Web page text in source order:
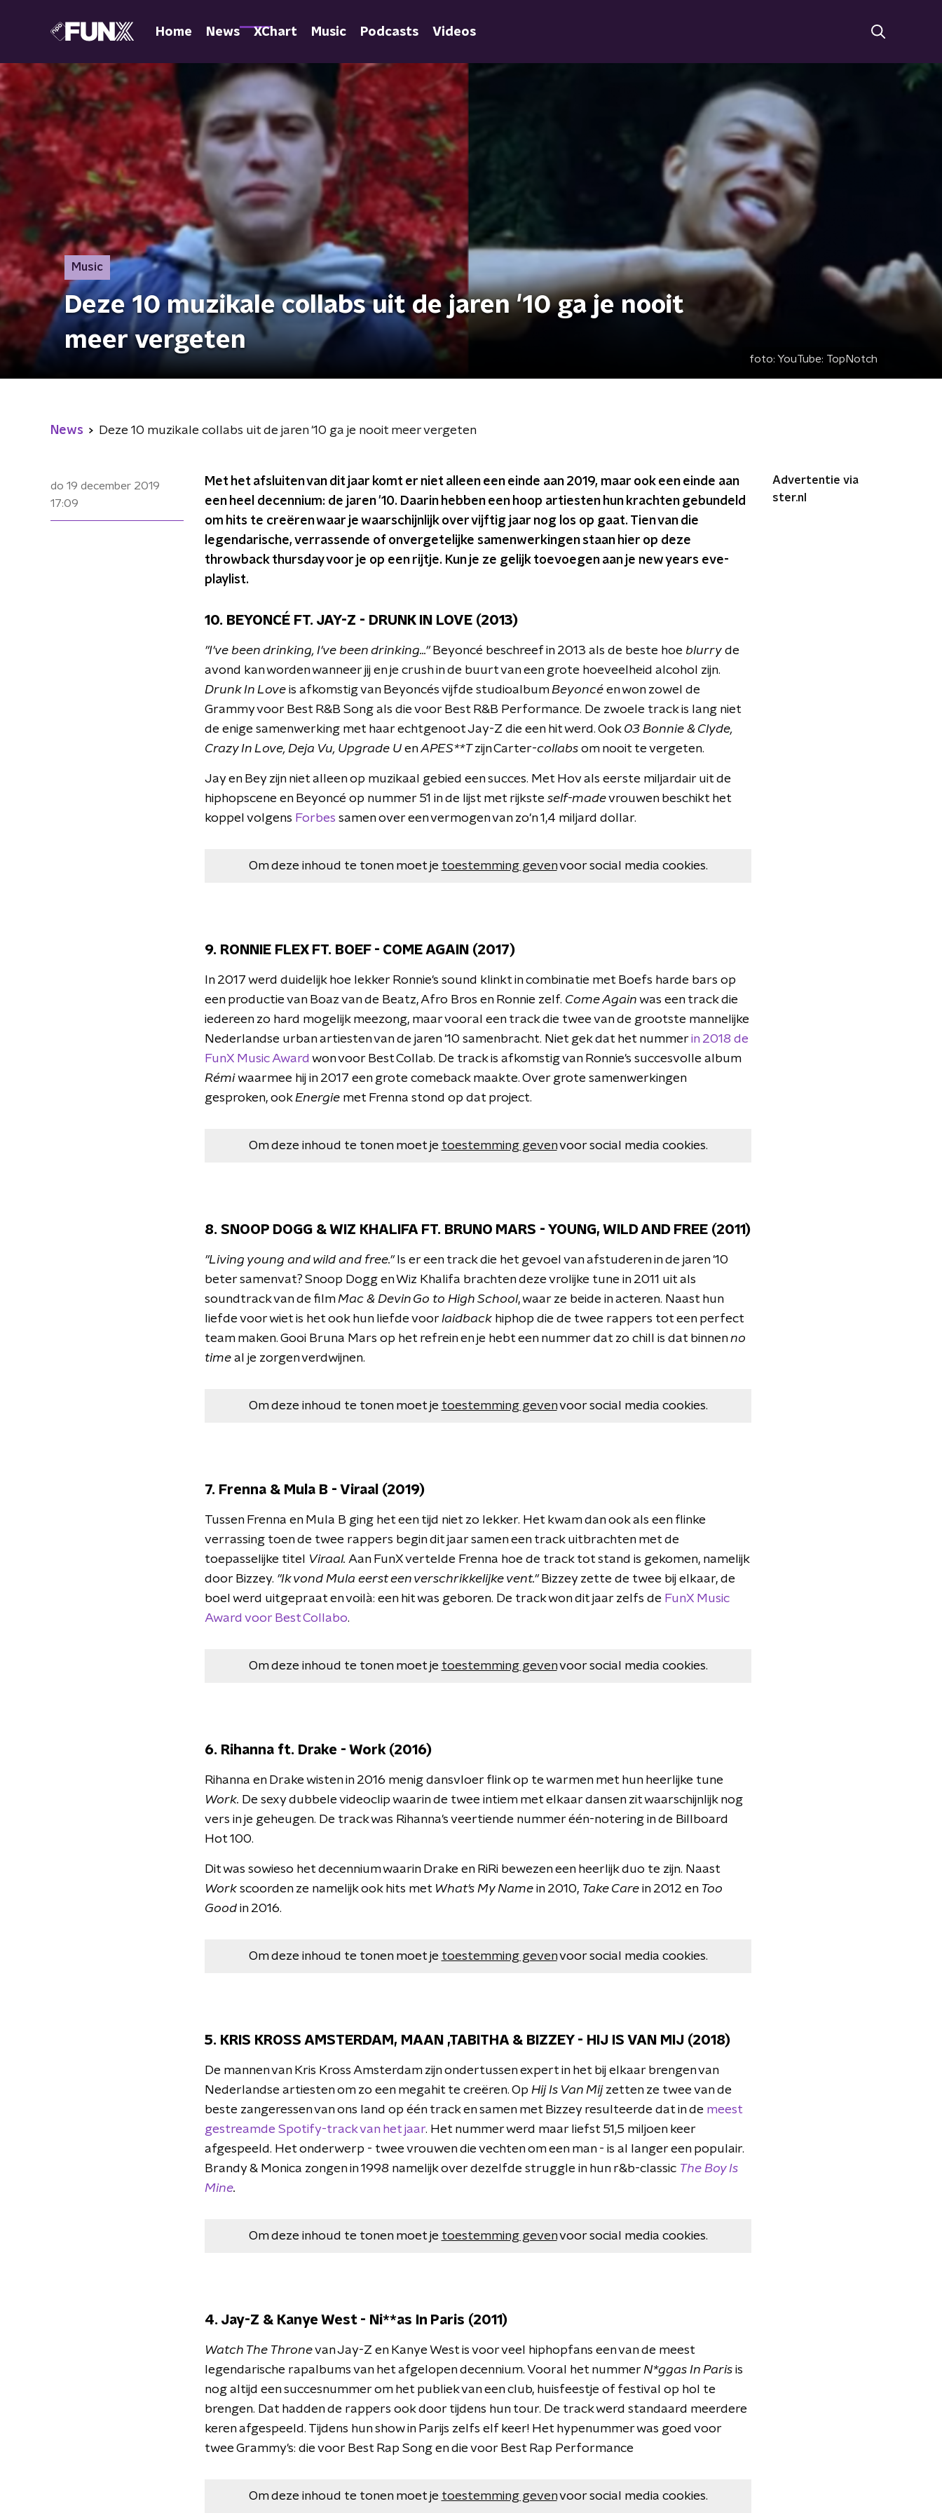
Home News XChart Music Podcasts Videos
Music
Deze 10 muzikale collabs uit de jaren '10 ga je nooit
meer vergeten
foto: YouTube: TopNotch
News Deze 10 muzikale collabs uit de jaren '10 ga je nooit meer vergeten
do 19 december 2019
17:09
Met het afsluiten van dit jaar komt er niet alleen een einde aan 2019, maar ook een einde aan
een heel decennium: de jaren '10. Daarin hebben een hoop artiesten hun krachten gebundeld
om hits te creëren waar je waarschijnlijk over vijftig jaar nog los op gaat. Tien van die
legendarische, verrassende of onvergetelijke samenwerkingen staan hier op deze
throwback thursday voor je op een rijtje. Kun je ze gelijk toevoegen aan je new years eve-
playlist.
10. BEYONCÉ FT. JAY-Z - DRUNK IN LOVE (2013)
"I've been drinking, I've been drinking..." Beyoncé beschreef in 2013 als de beste hoe blurry de
avond kan worden wanneer jij en je crush in de buurt van een grote hoeveelheid alcohol zijn.
Drunk In Love is afkomstig van Beyoncés vijfde studioalbumBeyoncé en won zowel de
Grammy voor Best R&B Song als die voor Best R&B Performance. De zwoele track is lang niet
de enige samenwerking met haar echtgenoot Jay-Z die een hit werd. Ook 03 Bonnie & Clyde,
Crazy In Love, Deja Vu, Upgrade U enAPES**Tzijn Carter-collabs om nooit te vergeten.
Jay en Bey zijn niet alleen op muzikaal gebied een succes. Met Hov als eerste miljardair uit de
hiphopscene en Beyoncé op nummer 51 in de lijst met rijkste self-madevrouwen beschikt het
koppel volgens Forbes samen over een vermogen van zo'n 1,4 miljard dollar.
Om deze inhoud te tonen moet je toestemming gevenvoor social media cookies.
9. RONNIE FLEX FT. BOEF - COME AGAIN (2017)
In 2017 werd duidelijk hoe lekker Ronnie's sound klinkt in combinatie met Boefs harde bars op
een productie van Boaz van de Beatz, Afro Bros en Ronnie zelf. Come Again was een track die
iedereen zo hard mogelijk meezong, maar vooral een track die twee van de grootste mannelijke
Nederlandse urban artiesten van de jaren '10 samenbracht. Niet gek dat het nummerin 2018 de
FunX Music Award won voor Best Collab. De track is afkomstig van Ronnie's succesvolle album
Rémiwaarmee hij in 2017 een grote comeback maakte. Over grote samenwerkingen
gesproken, ookEnergie met Frenna stond op dat project.
Om deze inhoud te tonen moet je toestemming gevenvoor social media cookies.
8. SNOOP DOGG & WIZ KHALIFA FT. BRUNO MARS - YOUNG, WILD AND FREE (2011)
"Living young and wild and free." Is er een track die het gevoel van afstuderen in de jaren '10
beter samenvat? Snoop Dogg en Wiz Khalifa brachten deze vrolijke tune in 2011 uit als
soundtrack van de filmMac & Devin Go to High School, waar ze beide in acteren. Naast hun
liefde voor wiet is het ook hun liefde voorlaidback hiphop die de twee rappers tot een perfect
team maken. Gooi Bruna Mars op het refrein en je hebt een nummer dat zo chill is dat binnenno
time al je zorgen verdwijnen.
Om deze inhoud te tonen moet je toestemming gevenvoor social media cookies.
7. Frenna & Mula B - Viraal (2019)
Tussen Frenna en Mula B ging het een tijd niet zo lekker. Het kwam dan ook als een flinke
verrassing toen de twee rappers begin dit jaar samen een track uitbrachten met de
toepasselijke titel
Viraal. Aan FunX vertelde Frenna hoe de track tot stand is gekomen, namelijk
door Bizzey. "Ik vond Mula eerst een verschrikkelijke vent." Bizzey zette de twee bij elkaar, de
boel werd uitgepraat en voilà: een hit was geboren. De track won dit jaar zelfs de FunX Music
Award voor Best Collabo.
Om deze inhoud te tonen moet je toestemming gevenvoor social media cookies.
6. Rihanna ft. Drake - Work (2016)
Rihanna en Drake wisten in 2016 menig dansvloer flink op te warmen met hun heerlijke tune
Work. De sexy dubbele videoclip waarin de twee intiem met elkaar dansen zit waarschijnlijk nog
vers in je geheugen. De track was Rihanna's veertiende nummer één-notering in de Billboard
Hot 100.
Dit was sowieso het decennium waarin Drake en RiRi bewezen een heerlijk duo te zijn. Naast
Work scoorden ze namelijk ook hits met What's My Name in 2010, Take Care in 2012 en Too
Good in 2016.
Om deze inhoud te tonen moet je toestemming gevenvoor social media cookies.
5. KRIS KROSS AMSTERDAM, MAAN ,TABITHA & BIZZEY - HIJ IS VAN MIJ (2018)
De mannen van Kris Kross Amsterdam zijn ondertussen expert in het bij elkaar brengen van
Nederlandse artiesten om zo een megahit te creëren. Op Hij Is Van Mijzetten ze twee van de
beste zangeressen van ons land op één track en samen met Bizzey resulteerde dat in de meest
gestreamde Spotify-track van het jaar. Het nummer werd maar liefst 51,5 miljoen keer
afgespeeld. Het onderwerp - twee vrouwen die vechten om een man - is al langer een populair.
Brandy & Monica zongen in 1998 namelijk over dezelfde struggle in hun r&b-classic The Boy Is
Mine.
Om deze inhoud te tonen moet je toestemming gevenvoor social media cookies.
4. Jay-Z & Kanye West - Ni**as In Paris (2011)
Watch The Thronevan Jay-Z en Kanye West is voor veel hiphopfans een van de meest
legendarische rapalbums van het afgelopen decennium. Vooral het nummerN*ggas In Paris is
nog altijd een succesnummer om het publiek van een club, huisfeestje of festival op hol te
brengen. Dat hadden de rappers ook door tijdens hun tour. De track werd standaard meerdere
keren afgespeeld. Tijdens hun show in Parijs zelfs elf keer! Het hypenummer was goed voor
twee Grammy's: die voor Best Rap Song en die voor Best Rap Performance
Om deze inhoud te tonen moet je toestemming gevenvoor social media cookies.
Advertentie via
ster.nl